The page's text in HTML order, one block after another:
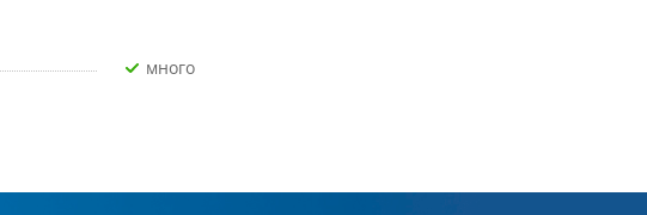
Много